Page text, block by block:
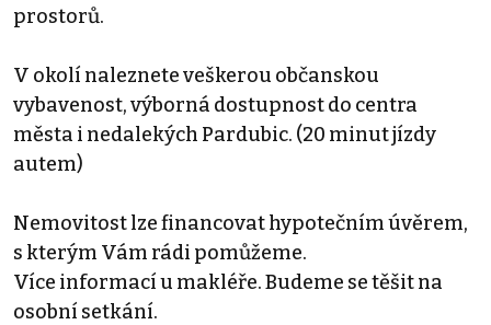
prostorů.
V okolí naleznete veškerou občanskou
vybavenost, výborná dostupnost do centra
města i nedalekých Pardubic. (20 minut jízdy
autem)
Nemovitost lze financovat hypotečním úvěrem,
s kterým Vám rádi pomůžeme.
Více informací u makléře. Budeme se těšit na
osobní setkání.